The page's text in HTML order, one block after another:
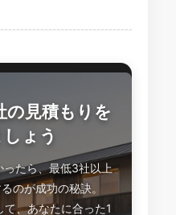
の見積もりを
ょう
たら、最低3社以上
のが成功の秘訣。
、あなたに合った1